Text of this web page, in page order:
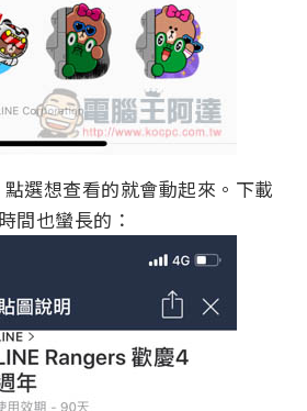
選想查看的就會動起來。下載
間也蠻長的：